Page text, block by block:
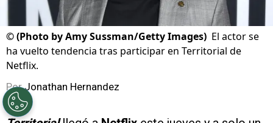
©(Photo by Amy Sussman/Getty Images) El actor se
ha vuelto tendencia tras participar en Territorial de
Netflix.
Por Jonathan Hernandez